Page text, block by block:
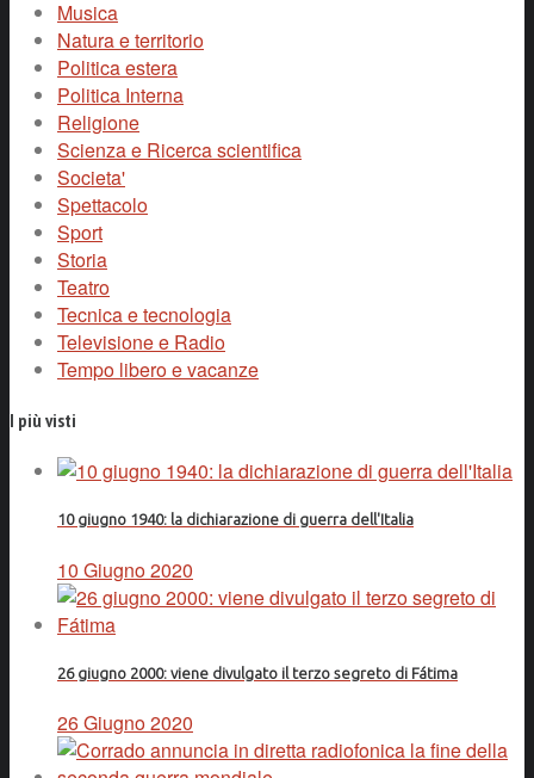
Musica
Natura e territorio
Politica estera
Politica Interna
Religione
Scienza e Ricerca scientifica
Societa'
Spettacolo
Sport
Storia
Teatro
Tecnica e tecnologia
Televisione e Radio
Tempo libero e vacanze
I più visti
10 giugno 1940: la dichiarazione di guerra dell'Italia
10 Giugno 2020
26 giugno 2000: viene divulgato il terzo segreto di Fátima
26 Giugno 2020